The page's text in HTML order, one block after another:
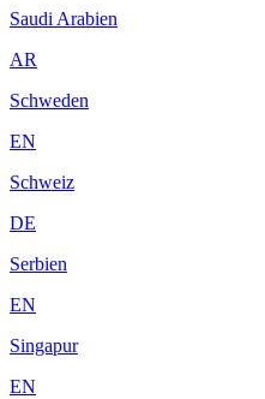
Saudi Arabien
AR
Schweden
EN
Schweiz
DE
Serbien
EN
Singapur
EN